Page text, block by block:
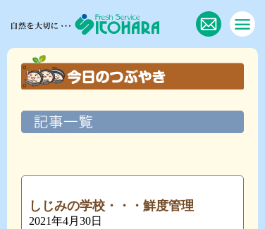
しじみの学校・・・鮮度管理
2021年4月30日